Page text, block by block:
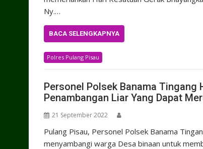
Ny.…
BACA SELENGKAPNYA
Polres Pulang Pisau
Personel Polsek Banama Tingang
Penambangan Liar Yang Dapat
21 September 2022
Pulang Pisau, Personel Polsek Banama
menyambangi warga Desa binaan untuk